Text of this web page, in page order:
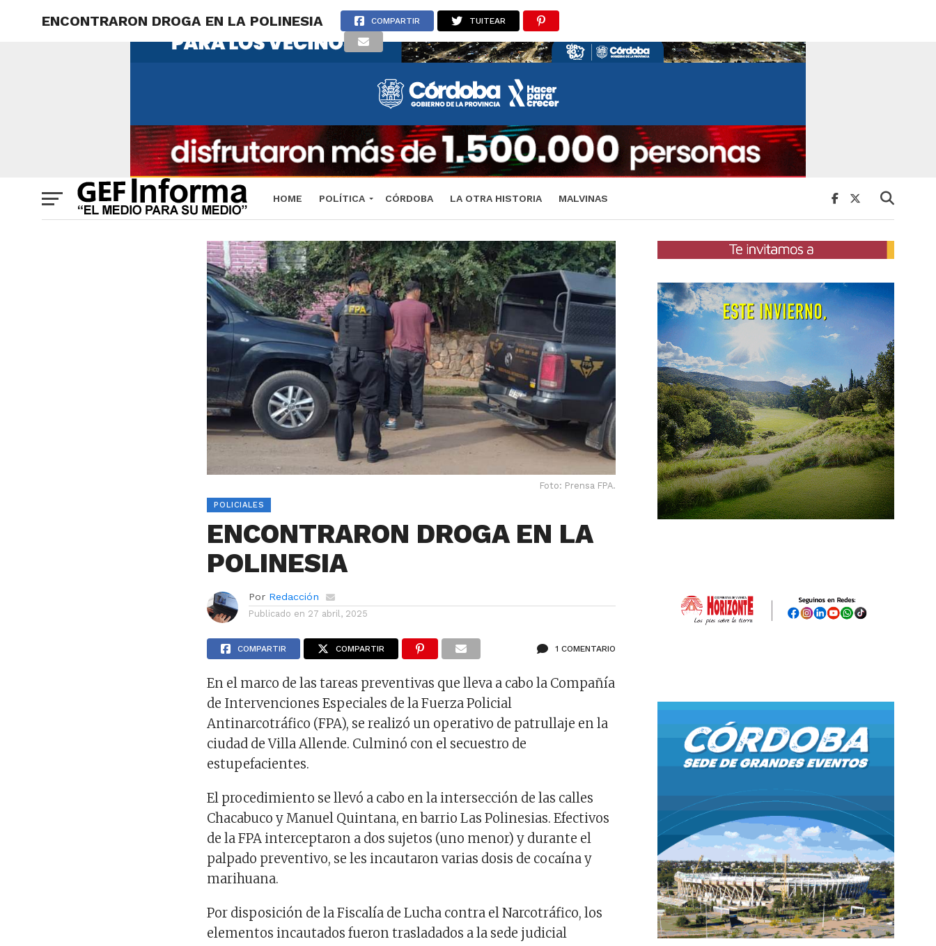
HOME POLÍTICA CÓRDOBA LA OTRA HISTORIA MALVINAS
ENCONTRARON DROGA EN LA POLINESIA COMPARTIR TUITEAR
Foto: Prensa FPA.
POLICIALES
ENCONTRARON DROGA EN LA
POLINESIA
Por Redacción
Publicado en 27 abril, 2025
COMPARTIR COMPARTIR 1 COMENTARIO
En el marco de las tareas preventivas que lleva a cabo la Compañía
de Intervenciones Especiales de la Fuerza Policial
Antinarcotráfico (FPA), se realizó un operativo de patrullaje en la
ciudad de Villa Allende. Culminó con el secuestro de
estupefacientes.
El procedimiento se llevó a cabo en la intersección de las calles
Chacabuco y Manuel Quintana, en barrio Las Polinesias. Efectivos
de la FPA interceptaron a dos sujetos (uno menor) y durante el
palpado preventivo, se les incautaron varias dosis de cocaína y
marihuana.
Por disposición de la Fiscalía de Lucha contra el Narcotráfico, los
elementos incautados fueron trasladados a la sede judicial